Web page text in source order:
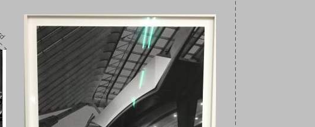
Afbeelding